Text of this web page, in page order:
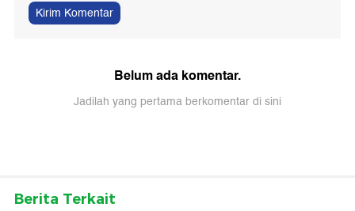
Kirim Komentar
Belum ada komentar.
Jadilah yang pertama berkomentar di sini
Berita Terkait